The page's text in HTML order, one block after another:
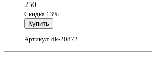
250
Скидка 13%
Артикул: dk-20872